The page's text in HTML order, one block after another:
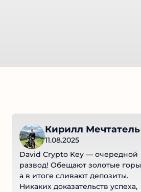
Кирилл Мечтатель
11.08.2025
David Crypto Key — очередной
развод! Обещают золотые горы,
а в итоге сливают депозиты.
Никаких доказательств успеха,